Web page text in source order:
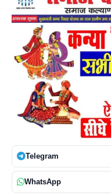
Telegram
WhatsApp